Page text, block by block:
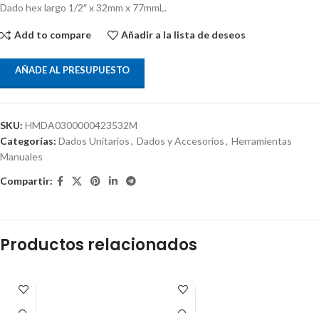
Dado hex largo 1/2″ x 32mm x 77mmL.
Add to compare Añadir a la lista de deseos
AÑADE AL PRESUPUESTO
SKU: HMDA0300000423532M
Categorías: Dados Unitarios, Dados y Accesorios, Herramientas
Manuales
Compartir:
Productos relacionados